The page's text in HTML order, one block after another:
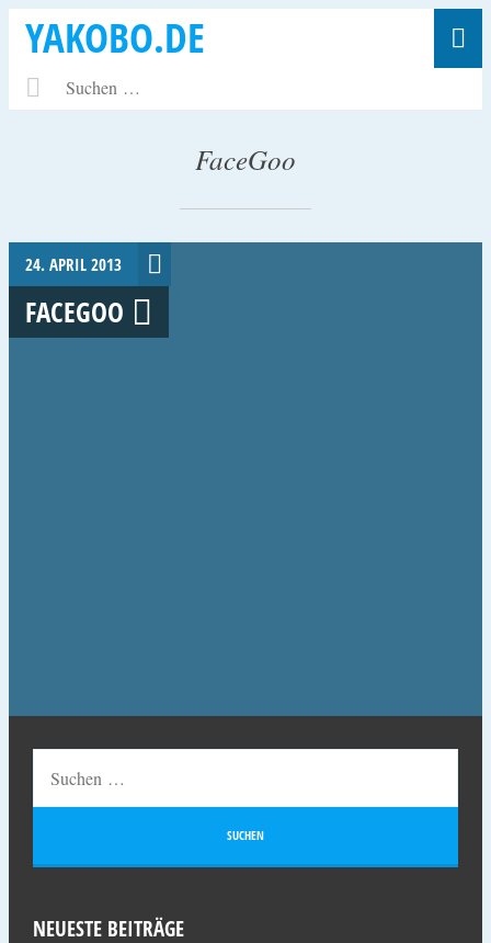
YAKOBO.DE
FaceGoo
24. APRIL 2013
FACEGOO
NEUESTE BEITRÄGE